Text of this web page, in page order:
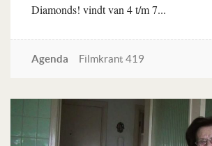
Diamonds! vindt van 4 t/m 7...
Agenda Filmkrant 419
Lees verder